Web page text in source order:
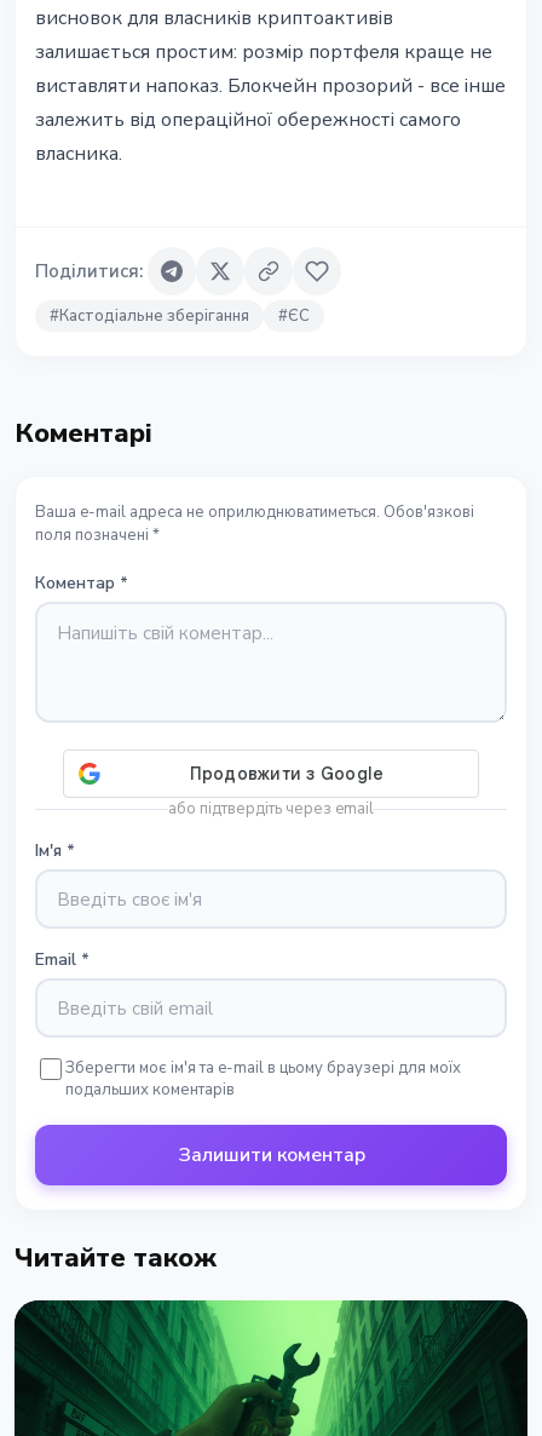
висновок для власників криптоактивів
залишається простим: розмір портфеля краще не
виставляти напоказ. Блокчейн прозорий - все інше
залежить від операційної обережності самого
власника.
Поділитися:
#Кастодіальне зберігання #ЄС
Коментарі
Ваша e-mail адреса не оприлюднюватиметься. Обов'язкові
поля позначені *
Коментар *
або підтвердіть через email
Ім'я *
Email *
Зберегти моє ім'я та e-mail в цьому браузері для моїх
подальших коментарів
Залишити коментар
Читайте також